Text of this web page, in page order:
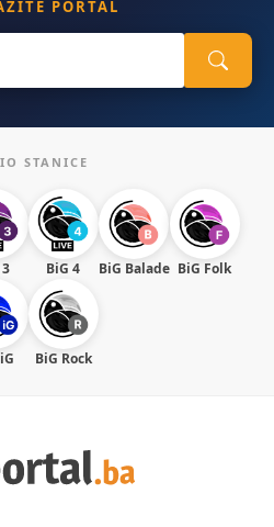
PORTAL
STANICE
BiG 4 BiG Balade BiG Folk
BiG Rock